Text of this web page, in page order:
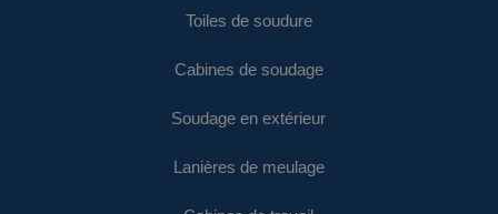
Toiles de soudure
Cabines de soudage
Soudage en extérieur
Lanières de meulage